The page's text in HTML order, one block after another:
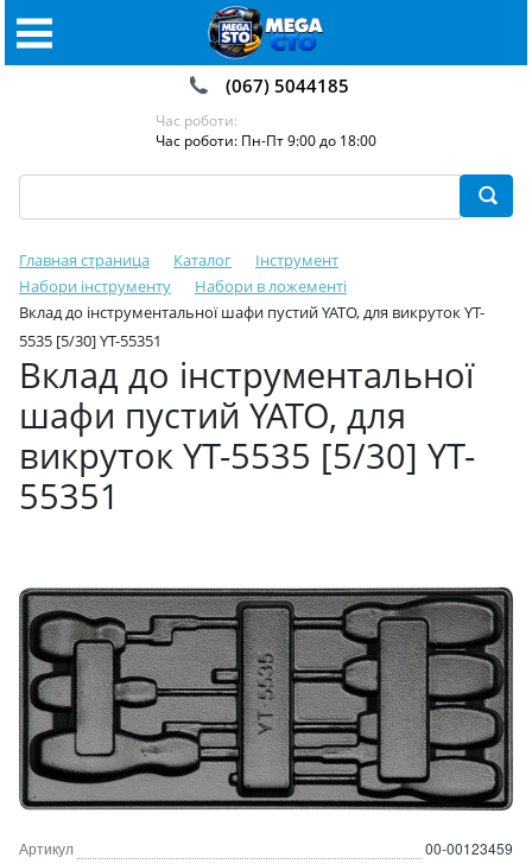
(067) 5044185
Час роботи:
Час роботи: Пн-Пт 9:00 до 18:00
Главная страница Каталог
Інструмент
Набори інструменту
Набори в ложементі
Вклад до інструментальної шафи пустий YATO, для викруток YT-
5535 [5/30] YT-55351
Вклад до інструментальної
шафи пустий YATO, для
викруток YT-5535 [5/30] YT-
55351
Артикул
00-00123459